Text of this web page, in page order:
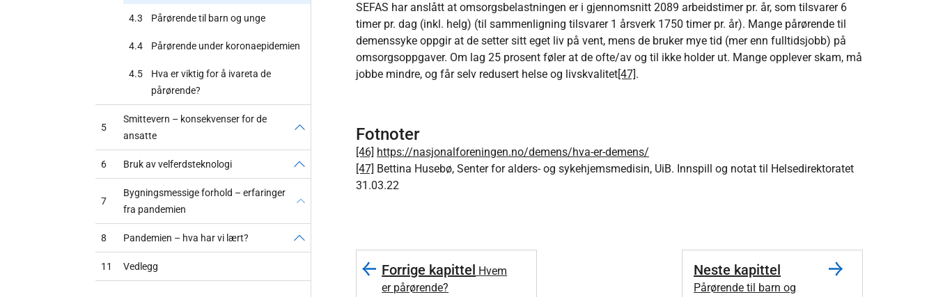
4.3 Pårørende til barn og unge
4.4 Pårørende under koronaepidemien
4.5
Hva er viktig for å ivareta de
pårørende?
5
Smittevern – konsekvenser for de
ansatte
6 Bruk av velferdsteknologi
7
Bygningsmessige forhold – erfaringer
fra pandemien
8 Pandemien – hva har vi lært?
11 Vedlegg
SEFAS har anslått at omsorgs­belastningen er i gjennomsnitt 2089 arbeidstimer pr. år, som tilsvarer 6
timer pr. dag (inkl. helg) (til sammenligning tilsvarer 1 årsverk 1750 timer pr. år). Mange pårørende til
demenssyke oppgir at de setter sitt eget liv på vent, mens de bruker mye tid (mer enn fulltidsjobb) på
omsorgsoppgaver. Om lag 25 prosent føler at de ofte/av og til ikke holder ut. Mange opplever skam, må
jobbe mindre, og får selv redusert helse og livskvalitet[47].
Fotnoter
[46] https://nasjonalforeningen.no/demens/hva-er-demens/
[47] Bettina Husebø, Senter for alders- og sykehjemsmedisin, UiB. Innspill og notat til Helsedirektoratet
31.03.22
Forrige kapittel Hvem
er pårørende?
Neste kapittel
Pårørende til barn og